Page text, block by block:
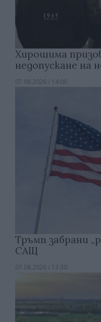
Хирошима
недопускане на
07.08.2026 / 14:00
Тръмп забрани
САЩ
07.08.2026 / 13:30